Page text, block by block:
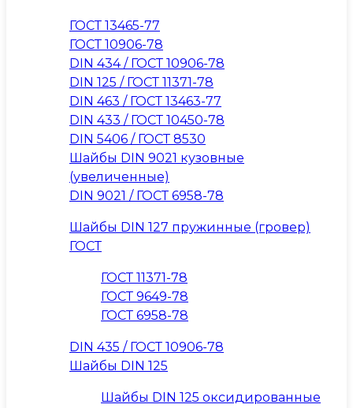
ГОСТ 13465-77
ГОСТ 10906-78
DIN 434 / ГОСТ 10906-78
DIN 125 / ГОСТ 11371-78
DIN 463 / ГОСТ 13463-77
DIN 433 / ГОСТ 10450-78
DIN 5406 / ГОСТ 8530
Шайбы DIN 9021 кузовные
(увеличенные)
DIN 9021 / ГОСТ 6958-78
Шайбы DIN 127 пружинные (гровер)
ГОСТ
ГОСТ 11371-78
ГОСТ 9649-78
ГОСТ 6958-78
DIN 435 / ГОСТ 10906-78
Шайбы DIN 125
Шайбы DIN 125 оксидированные